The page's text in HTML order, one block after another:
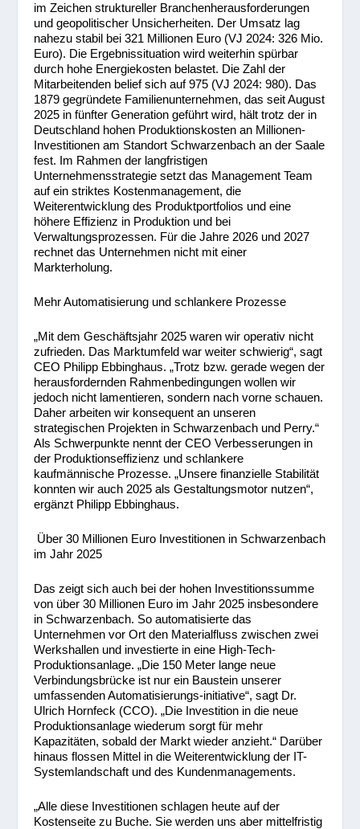
im Zeichen struktureller Branchenherausforderungen
und geopolitischer Unsicherheiten. Der Umsatz lag
nahezu stabil bei 321 Millionen Euro (VJ 2024: 326 Mio.
Euro). Die Ergebnissituation wird weiterhin spürbar
durch hohe Energiekosten belastet. Die Zahl der
Mitarbeitenden belief sich auf 975 (VJ 2024: 980). Das
1879 gegründete Familienunternehmen, das seit August
2025 in fünfter Generation geführt wird, hält trotz der in
Deutschland hohen Produktionskosten an Millionen-
Investitionen am Standort Schwarzenbach an der Saale
fest. Im Rahmen der langfristigen
Unternehmensstrategie setzt das Management Team
auf ein striktes Kostenmanagement, die
Weiterentwicklung des Produktportfolios und eine
höhere Effizienz in Produktion und bei
Verwaltungsprozessen. Für die Jahre 2026 und 2027
rechnet das Unternehmen nicht mit einer
Markterholung.
Mehr Automatisierung und schlankere Prozesse
„Mit dem Geschäftsjahr 2025 waren wir operativ nicht
zufrieden. Das Marktumfeld war weiter schwierig“, sagt
CEO Philipp Ebbinghaus. „Trotz bzw. gerade wegen der
herausfordernden Rahmenbedingungen wollen wir
jedoch nicht lamentieren, sondern nach vorne schauen.
Daher arbeiten wir konsequent an unseren
strategischen Projekten in Schwarzenbach und Perry.“
Als Schwerpunkte nennt der CEO Verbesserungen in
der Produktionseffizienz und schlankere
kaufmännische Prozesse. „Unsere finanzielle Stabilität
konnten wir auch 2025 als Gestaltungsmotor nutzen“,
ergänzt Philipp Ebbinghaus.
Über 30 Millionen Euro Investitionen in Schwarzenbach
im Jahr 2025
Das zeigt sich auch bei der hohen Investitionssumme
von über 30 Millionen Euro im Jahr 2025 insbesondere
in Schwarzenbach. So automatisierte das
Unternehmen vor Ort den Materialfluss zwischen zwei
Werkshallen und investierte in eine High-Tech-
Produktionsanlage. „Die 150 Meter lange neue
Verbindungsbrücke ist nur ein Baustein unserer
umfassenden Automatisierungs-initiative“, sagt Dr.
Ulrich Hornfeck (CCO). „Die Investition in die neue
Produktionsanlage wiederum sorgt für mehr
Kapazitäten, sobald der Markt wieder anzieht.“ Darüber
hinaus flossen Mittel in die Weiterentwicklung der IT-
Systemlandschaft und des Kundenmanagements.
„Alle diese Investitionen schlagen heute auf der
Kostenseite zu Buche. Sie werden uns aber mittelfristig